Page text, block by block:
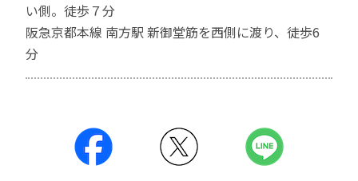
い側。徒歩７分
阪急京都本線 南方駅 新御堂筋を西側に渡り、徒歩6
分